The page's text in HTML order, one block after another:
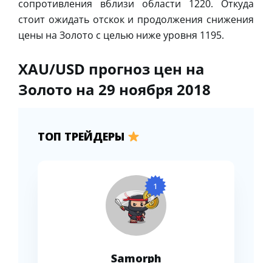
сопротивления вблизи области 1220. Откуда
стоит ожидать отскок и продолжения снижения
цены на Золото с целью ниже уровня 1195.
XAU/USD прогноз цен на
Золото на 29 ноября 2018
ТОП ТРЕЙДЕРЫ
1
Samorph